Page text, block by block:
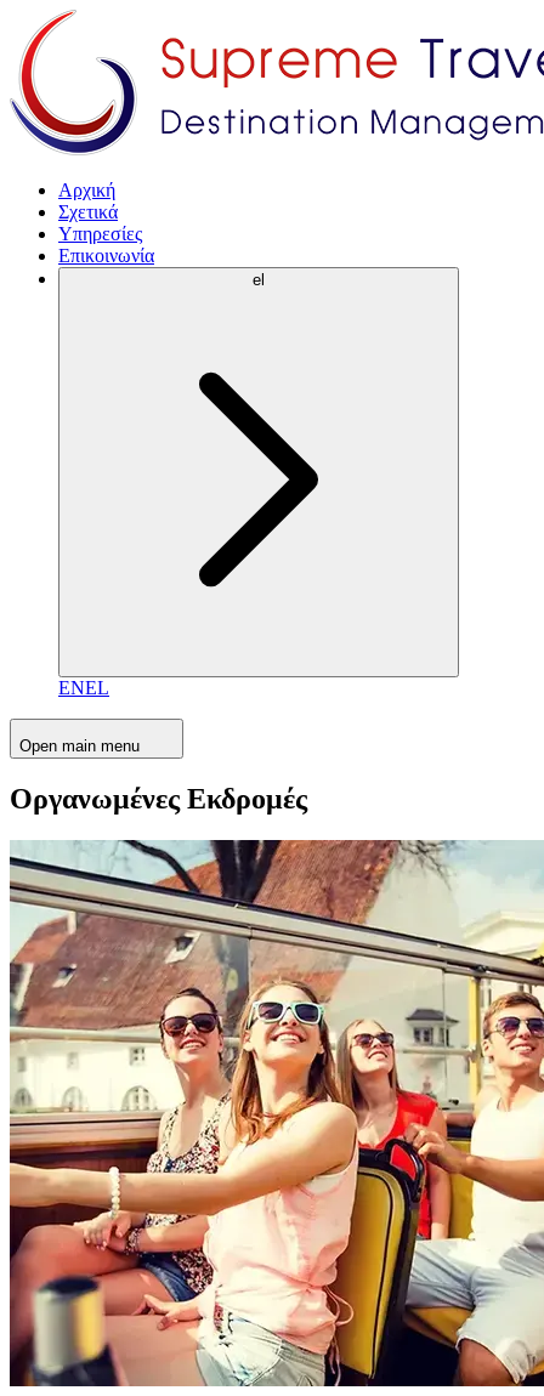
Αρχική
Σχετικά
Υπηρεσίες
Επικοινωνία
ENEL
Open main menu
Οργανωμένες Εκδρομές